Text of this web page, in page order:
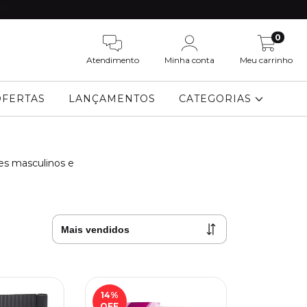
Atendimento Minha conta Meu carrinho
0
LANÇAMENTOS CATEGORIAS
masculinos e
14%